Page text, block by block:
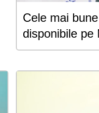
Cele mai
disponibile pe